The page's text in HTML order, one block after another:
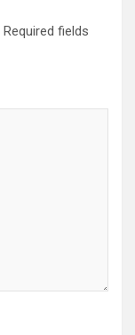
Required fields